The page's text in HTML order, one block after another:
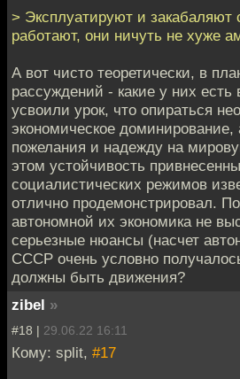
> Эксплуатируют и закабаляют
работают, они ничуть не хуже
А вот чисто теоретически, в
рассуждений - какие у них есть
усвоили урок, что опираться
экономическое доминирование,
пожелания и надежду на
этом устойчивость
социалистических режимов
отлично продемонстрировал.
автономной их экономика не
серьезные нюансы (насчет
СССР очень условно
должны быть движения?
zibel »
#18 | 29.06.22 16:11
Кому: split, #17